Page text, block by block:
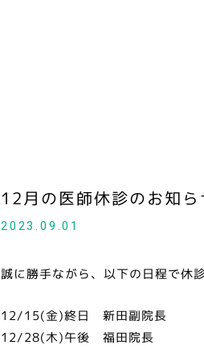
12月の医師休診のお知ら
2023.09.01
誠に勝手ながら、以下の日程で休
12/15(金)終日 新田副院長
12/28(木)午後 福田院長